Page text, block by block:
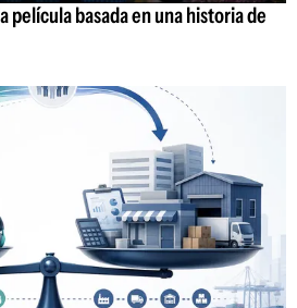
película basada en una historia de